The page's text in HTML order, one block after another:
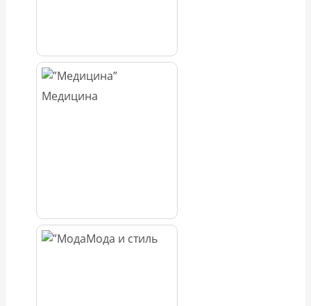
Медицина
Мода и стиль